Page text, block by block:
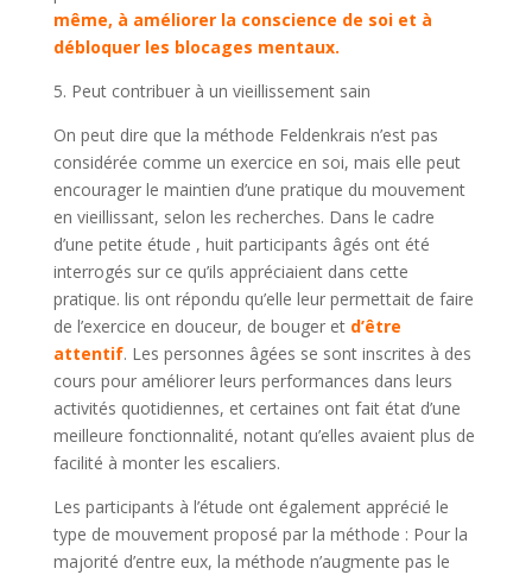
même, à améliorer la conscience de soi et à
débloquer les blocages mentaux.
5. Peut contribuer à un vieillissement sain
On peut dire que la méthode Feldenkrais n’est pas
considérée comme un exercice en soi, mais elle peut
encourager le maintien d’une pratique du mouvement
en vieillissant, selon les recherches. Dans le cadre
d’une petite étude , huit participants âgés ont été
interrogés sur ce qu’ils appréciaient dans cette
pratique. lis ont répondu qu’elle leur permettait de faire
de l’exercice en douceur, de bouger et d’être
attentif. Les personnes âgées se sont inscrites à des
cours pour améliorer leurs performances dans leurs
activités quotidiennes, et certaines ont fait état d’une
meilleure fonctionnalité, notant qu’elles avaient plus de
facilité à monter les escaliers.
Les participants à l’étude ont également apprécié le
type de mouvement proposé par la méthode : Pour la
majorité d’entre eux, la méthode n’augmente pas le